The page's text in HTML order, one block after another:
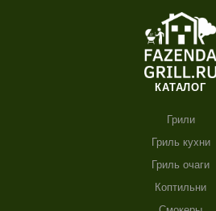
КАТАЛОГ
Грили
Гриль кухни
Гриль очаги
Коптильни